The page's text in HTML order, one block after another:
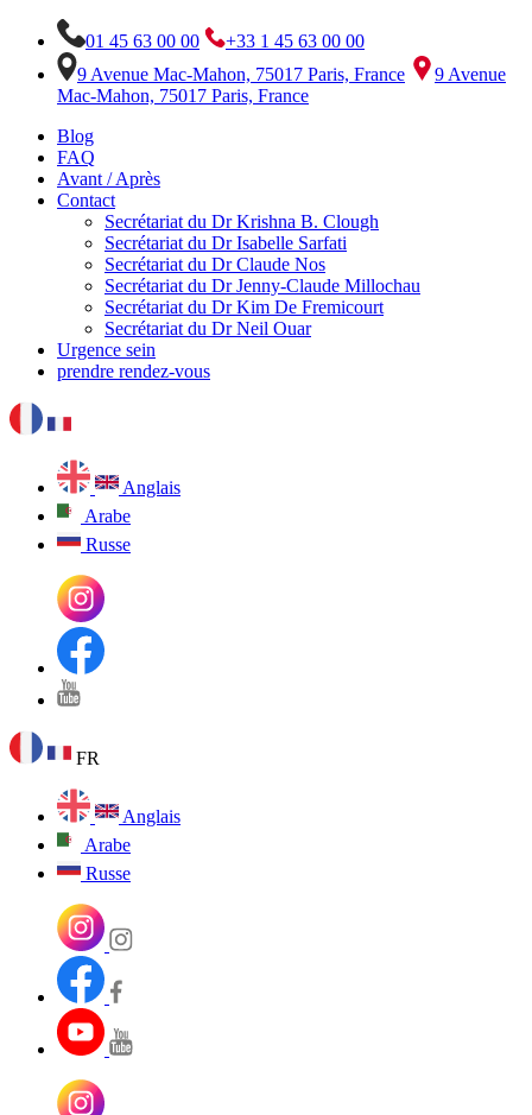
01 45 63 00 00
+33 1 45 63 00 00
9 Avenue Mac-Mahon, 75017 Paris, France
9 Avenue
Mac-Mahon, 75017 Paris, France
Blog
FAQ
Avant / Après
Contact
Secrétariat du Dr Krishna B. Clough
Secrétariat du Dr Isabelle Sarfati
Secrétariat du Dr Claude Nos
Secrétariat du Dr Jenny-Claude Millochau
Secrétariat du Dr Kim De Fremicourt
Secrétariat du Dr Neil Ouar
Urgence sein
prendre rendez-vous
Anglais
Arabe
Russe
FR
Anglais
Arabe
Russe